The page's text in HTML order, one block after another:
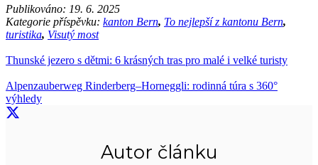
Publikováno: 19. 6. 2025
Kategorie příspěvku: kanton Bern, To nejlepší z kantonu Bern,
turistika, Visutý most
Thunské jezero s dětmi: 6 krásných tras pro malé i velké turisty
Alpenzauberweg Rinderberg–Horneggli: rodinná túra s 360°
výhledy
Autor článku